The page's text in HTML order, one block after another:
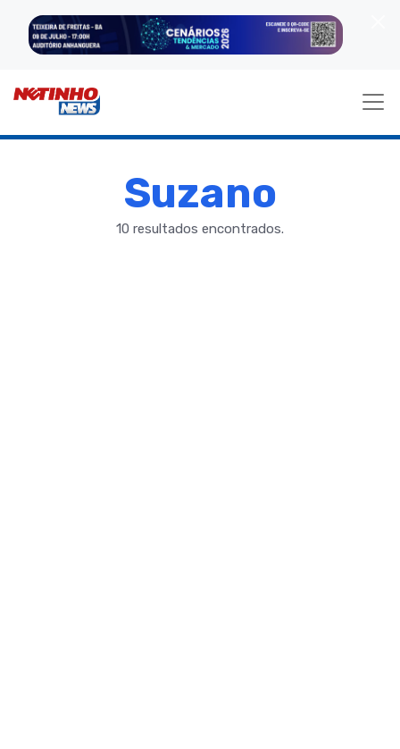
Suzano
10 resultados encontrados.